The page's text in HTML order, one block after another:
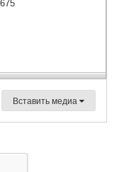
Вставить медиа